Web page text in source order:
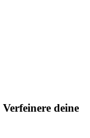
Verfeinere deine